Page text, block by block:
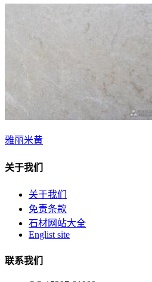
雅丽米黄
关于我们
关于我们
免责条款
石材网站大全
Englist site
联系我们